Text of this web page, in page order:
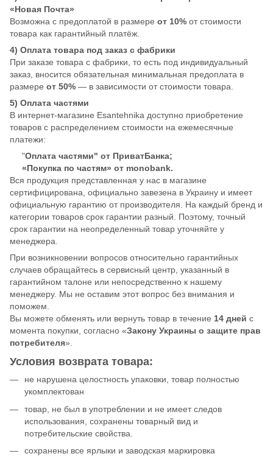
«Новая Почта»
Возможна с предоплатой в размере от 10% от стоимости
товара как гарантийный платёж.
4) Оплата товара под заказ с фабрики
При заказе товара с фабрики, то есть под индивидуальный
заказ, вносится обязательная минимальная предоплата в
размере от 50% — в зависимости от стоимости товара.
5) Оплата частями
В интернет-магазине Esantehnika доступно приобретение
товаров с распределением стоимости на ежемесячные
платежи:
"Оплата частями" от ПриватБанка;
«Покупка по частям» от monobank.
Вся продукция представленная у нас в магазине
сертифицирована, официально завезена в Украину и имеет
официальную гарантию от производителя. На каждый бренд и
категории товаров срок гарантии разный. Поэтому, точный
срок гарантии на неопределенный товар уточняйте у
менеджера.
При возникновении вопросов относительно гарантийных
случаев обращайтесь в сервисный центр, указанный в
гарантийном талоне или непосредственно к нашему
менеджеру. Мы не оставим этот вопрос без внимания и
поможем.
Вы можете обменять или вернуть товар в течение 14 дней с
момента покупки, согласно «Закону Украины о защите прав
потребителя».
Условия возврата товара:
не нарушена целостность упаковки, товар полностью
укомплектован
товар, не был в употреблении и не имеет следов
использования, сохранены товарный вид и
потребительские свойства.
сохранены все ярлыки и заводская маркировка